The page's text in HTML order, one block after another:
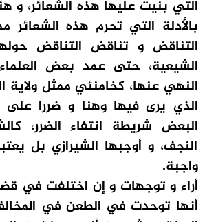
التي بنيت عليها هذه الشعائر، و
بالأدلة التي تحرم هذه
التناقض و تناقض التناقض
الشيعية، حتى عمد بعض
النهي عنها، كخامنئي ممثل ولاية
الذي يرى فيها وهنا و ضررا على
البعض شريطة انتفاء الضرر،
النجف، و أوجبها الشيرازي بل
واجبة.
أراء و توجهات و إن اختلفت في
أنها توحدت في الطعن في